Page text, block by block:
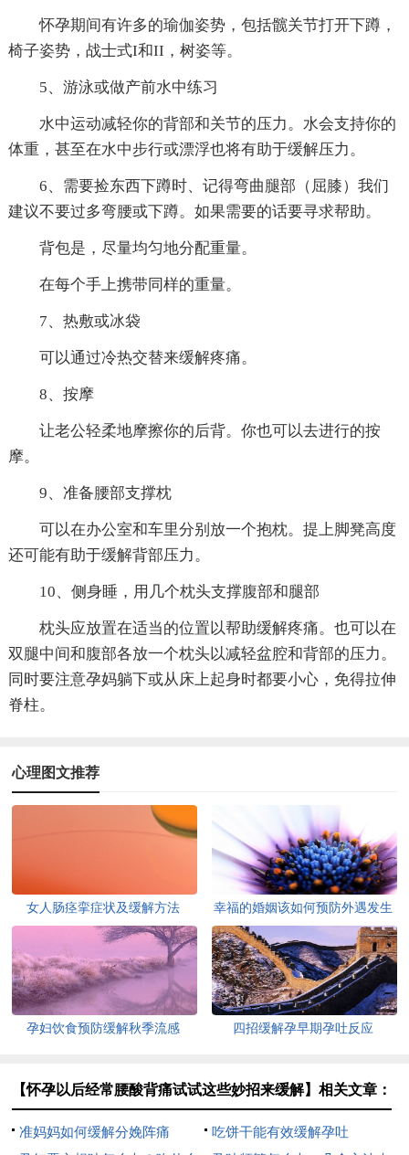
怀孕期间有许多的瑜伽姿势，包括髋关节打开下蹲，
椅子姿势，战士式I和II，树姿等。
5、游泳或做产前水中练习
水中运动减轻你的背部和关节的压力。水会支持你的
体重，甚至在水中步行或漂浮也将有助于缓解压力。
6、需要捡东西下蹲时、记得弯曲腿部（屈膝）我们
建议不要过多弯腰或下蹲。如果需要的话要寻求帮助。
背包是，尽量均匀地分配重量。
在每个手上携带同样的重量。
7、热敷或冰袋
可以通过冷热交替来缓解疼痛。
8、按摩
让老公轻柔地摩擦你的后背。你也可以去进行的按
摩。
9、准备腰部支撑枕
可以在办公室和车里分别放一个抱枕。提上脚凳高度
还可能有助于缓解背部压力。
10、侧身睡，用几个枕头支撑腹部和腿部
枕头应放置在适当的位置以帮助缓解疼痛。也可以在
双腿中间和腹部各放一个枕头以减轻盆腔和背部的压力。
同时要注意孕妈躺下或从床上起身时都要小心，免得拉伸
脊柱。
心理图文推荐
女人肠痉挛症状及缓解方法 幸福的婚姻该如何预防外遇发生
孕妇饮食预防缓解秋季流感 四招缓解孕早期孕吐反应
【怀孕以后经常腰酸背痛试试这些妙招来缓解】相关文章：
准妈妈如何缓解分娩阵痛
吃饼干能有效缓解孕吐